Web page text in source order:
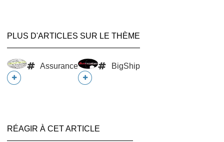
PLUS D'ARTICLES SUR LE THÈME
Assurance BigShip
RÉAGIR À CET ARTICLE